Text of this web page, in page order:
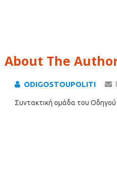
About The
ODIGOSTOUPOLITI
Συντακτική ομάδα του Οδηγού